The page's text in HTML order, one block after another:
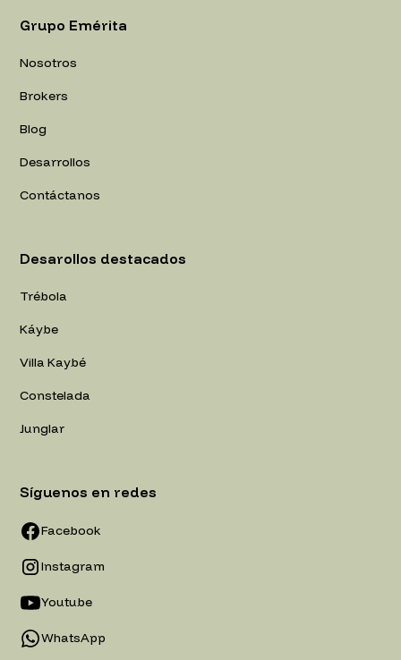
Grupo Emérita
Nosotros
Brokers
Blog
Desarrollos
Contáctanos
Desarollos destacados
Trébola
Káybe
Villa Kaybé
Constelada
Junglar
Síguenos en redes
Facebook
Instagram
Youtube
WhatsApp